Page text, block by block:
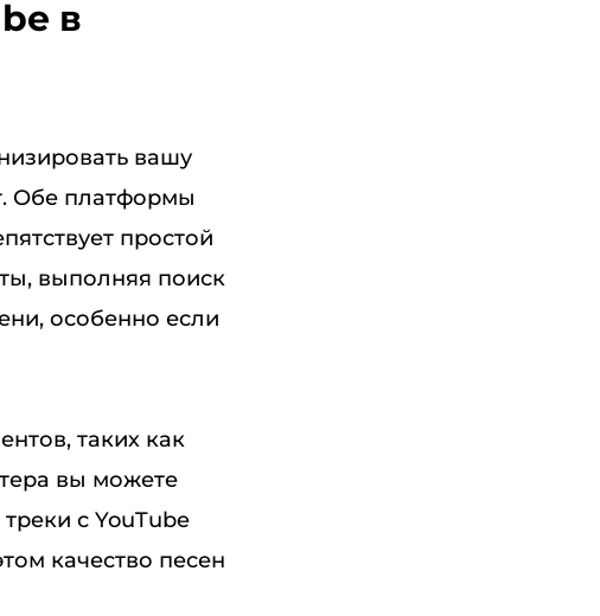
в
вашу
Обе платформы
простой
выполняя поиск
особенно если
таких как
вы можете
с YouTube
качество песен